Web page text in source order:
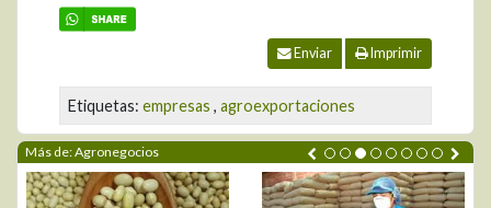
Enviar Imprimir
Etiquetas: empresas , agroexportaciones
Más de: Agronegocios